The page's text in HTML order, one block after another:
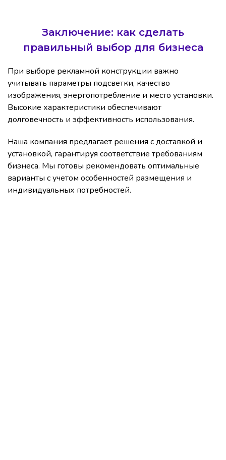
Заключение: как сделать
правильный выбор для бизнеса
При выборе рекламной конструкции важно
учитывать параметры подсветки, качество
изображения, энергопотребление и место установки.
Высокие характеристики обеспечивают
долговечность и эффективность использования.
Наша компания предлагает решения с доставкой и
установкой, гарантируя соответствие требованиям
бизнеса. Мы готовы рекомендовать оптимальные
варианты с учетом особенностей размещения и
индивидуальных потребностей.